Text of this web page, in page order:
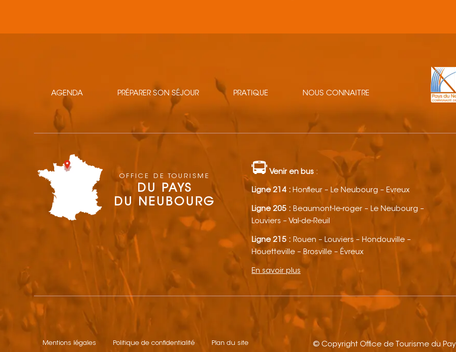
AGENDA PRÉPARER SON SÉJOUR PRATIQUE NOUS CONNAITRE
OFFICE DE TOURISME
DU PAYS
DU NEUBOURG
Venir en bus :
Ligne 214 : Honfleur – Le Neubourg – Evreux
Ligne 205 : Beaumont-le-roger – Le Neubourg –
Louviers – Val-de-Reuil
Ligne 215 : Rouen – Louviers – Hondouville –
Houetteville – Brosville – Évreux
En savoir plus
Mentions légales Politique de confidentialité Plan du site © Copyright Office de Tourisme du